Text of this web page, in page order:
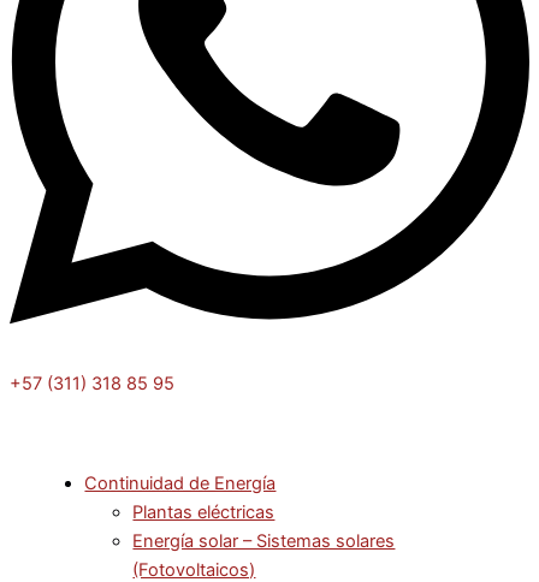
+57 (311) 318 85 95
Continuidad de Energía
Plantas eléctricas
Energía solar – Sistemas solares
(Fotovoltaicos)